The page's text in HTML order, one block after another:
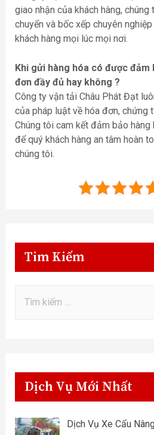
giao nhận của khách hàng,
chuyển và bốc xếp chuyên
khách hàng mọi lúc mọi nơi.
Khi gửi hàng hóa có được đảm
đơn đầy đủ hay không ?
Công ty vận tải Châu Phát Đạt
của pháp luật về hóa đơn, chứng
Chúng tôi cam kết đảm bảo hàng
để quý khách hàng an tâm hoàn
chúng tôi.
Tim Kiếm
Dịch Vụ Mới Nhất
Dịch Vụ Xe Cẩu